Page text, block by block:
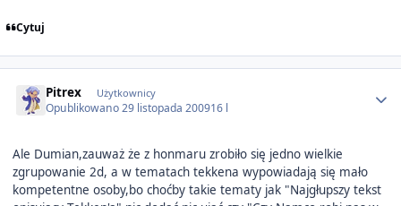
Cytuj
Pitrex Użytkownicy
Opublikowano29 listopada 200916 l
Ale Dumian,zauważ że z honmaru zrobiło się jedno wielkie
zgrupowanie 2d, a w tematach tekkena wypowiadają się mało
kompetentne osoby,bo choćby takie tematy jak "Najgłupszy tekst